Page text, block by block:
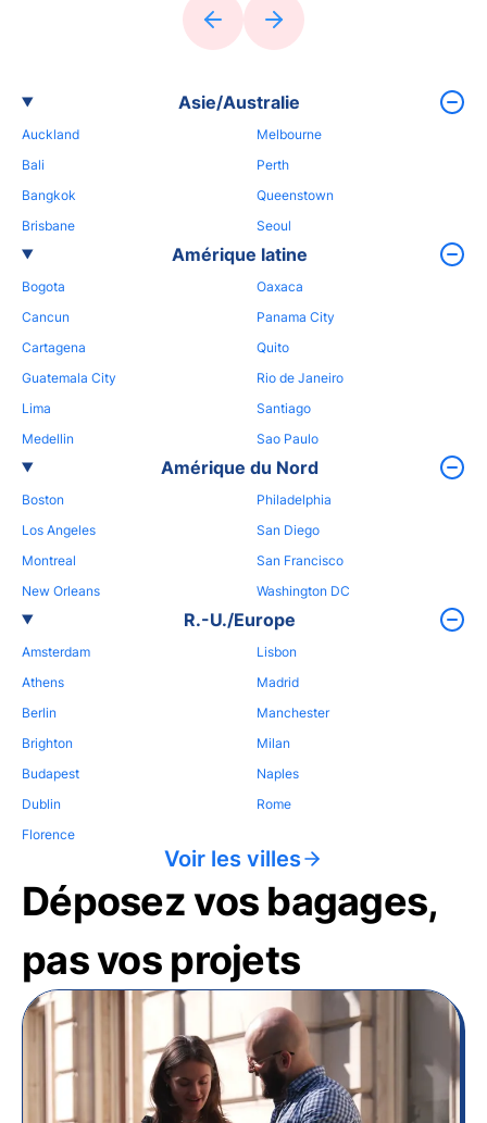
Asie/Australie
Auckland
Bali
Bangkok
Brisbane
Melbourne
Perth
Queenstown
Seoul
Amérique latine
Bogota
Cancun
Cartagena
Guatemala City
Lima
Medellin
Oaxaca
Panama City
Quito
Rio de Janeiro
Santiago
Sao Paulo
Amérique du Nord
Boston
Los Angeles
Montreal
New Orleans
Philadelphia
San Diego
San Francisco
Washington DC
R.-U./Europe
Amsterdam
Athens
Berlin
Brighton
Budapest
Dublin
Florence
Lisbon
Madrid
Manchester
Milan
Naples
Rome
Voir les villes
Déposez vos bagages,
pas vos projets